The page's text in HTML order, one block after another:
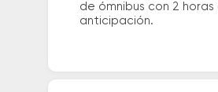
de ómnibus con 2 horas
anticipación.